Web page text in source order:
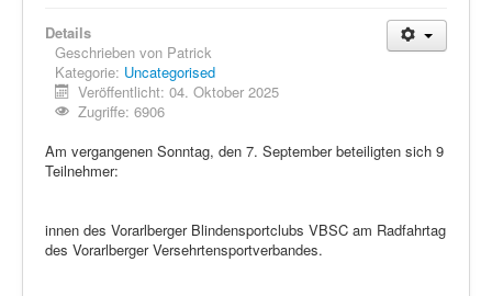
Details
Geschrieben von Patrick
Kategorie: Uncategorised
Veröffentlicht: 04. Oktober 2025
Zugriffe: 6906
Am vergangenen Sonntag, den 7. September beteiligten sich 9
Teilnehmer:
innen des Vorarlberger Blindensportclubs VBSC am Radfahrtag
des Vorarlberger Versehrtensportverbandes.